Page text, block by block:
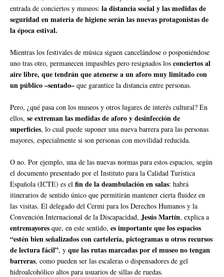
entrada de conciertos y museos: la distancia social y las medidas de
seguridad en materia de higiene serán las nuevas protagonistas de
la época estival.
Mientras los festivales de música siguen cancelándose o posponiéndose
uno tras otro, permanecen impasibles pero resignados los conciertos al
aire libre, que tendrán que atenerse a un aforo muy limitado con
un público –sentado– que garantice la distancia entre personas.
Pero, ¿qué pasa con los museos y otros lugares de interés cultural? En
ellos, se extreman las medidas de aforo y desinfección de
superficies, lo cual puede suponer una nueva barrera para las personas
mayores, especialmente si son personas con movilidad reducida.
O no. Por ejemplo, una de las nuevas normas para estos espacios, según
el documento presentado por el Instituto para la Calidad Turística
Española (ICTE) es el fin de la deambulación en salas: habrá
itinerarios de sentido único que permitirán mantener cierta fluidez en
las visitas. El delegado del Cermi para los Derechos Humanos y la
Convención Internacional de la Discapacidad, Jesús Martín, explica a
entremayores que, en este sentido, es importante que los espacios
“estén bien señalizados con cartelería, pictogramas u otros recursos
de lectura fácil”, y que las rutas marcadas por el museo no tengan
barreras, como pueden ser las escaleras o dispensadores de gel
hidroalcohólico altos para usuarios de sillas de ruedas.